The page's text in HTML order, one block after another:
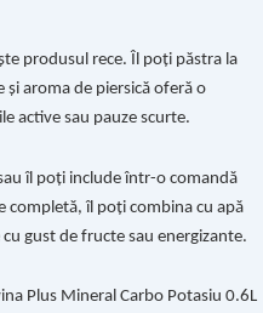
produsul rece. Îl poți păstra la
aroma de piersică oferă o
active sau pauze scurte.
îl poți include într-o comandă
completă, îl poți combina cu apă
gust de fructe sau energizante.
Plus Mineral Carbo Potasiu 0.6L